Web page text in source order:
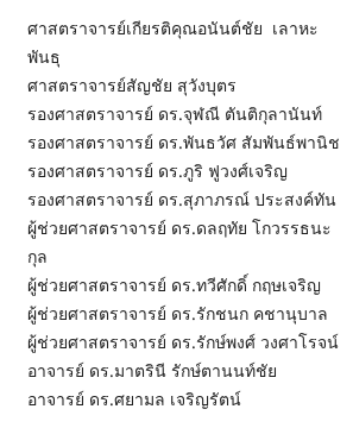
ศาสตราจารย์เกียรติคุณอนันต์ชัย เลาหะ
พันธุ
ศาสตราจารย์สัญชัย สุวังบุตร
รองศาสตราจารย์ ดร.จุฬณี ตันติกุลานันท์
รองศาสตราจารย์ ดร.พันธวัศ สัมพันธ์พานิช
รองศาสตราจารย์ ดร.ภูริ ฟูวงศ์เจริญ
รองศาสตราจารย์ ดร.สุภาภรณ์ ประสงค์ทัน
ผู้ช่วยศาสตราจารย์ ดร.ดลฤทัย โกวรรธนะ
กุล
ผู้ช่วยศาสตราจารย์ ดร.ทวีศักดิ์ กฤษเจริญ
ผู้ช่วยศาสตราจารย์ ดร.รักชนก คชานุบาล
ผู้ช่วยศาสตราจารย์ ดร.รักษ์พงศ์ วงศาโรจน์
อาจารย์ ดร.มาตรินี รักษ์ตานนท์ชัย
อาจารย์ ดร.ศยามล เจริญรัตน์